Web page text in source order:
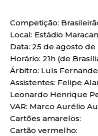
Competição:
Local: Estádio
Data: 25 de agosto
Horário: 21h (de
Árbitro: Luís
Assistentes: Felipe
Leonardo Henrique
VAR: Marco Aurélio
Cartões amarelos:
Cartão vermelho: